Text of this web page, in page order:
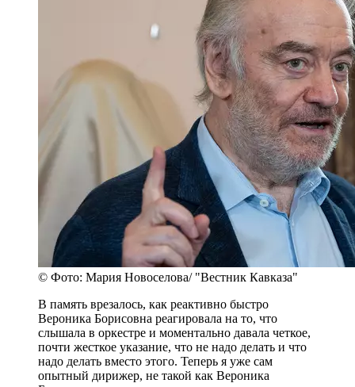
© Фото: Мария Новоселова/ "Вестник Кавказа"
В память врезалось, как реактивно быстро
Вероника Борисовна реагировала на то, что
слышала в оркестре и моментально давала четкое,
почти жесткое указание, что не надо делать и что
надо делать вместо этого. Теперь я уже сам
опытный дирижер, не такой как Вероника